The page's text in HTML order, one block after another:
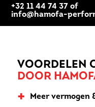
+32 11 44 74 37 of
info@hamofa-
VOORDELEN
DOOR
+ Meer vermogen